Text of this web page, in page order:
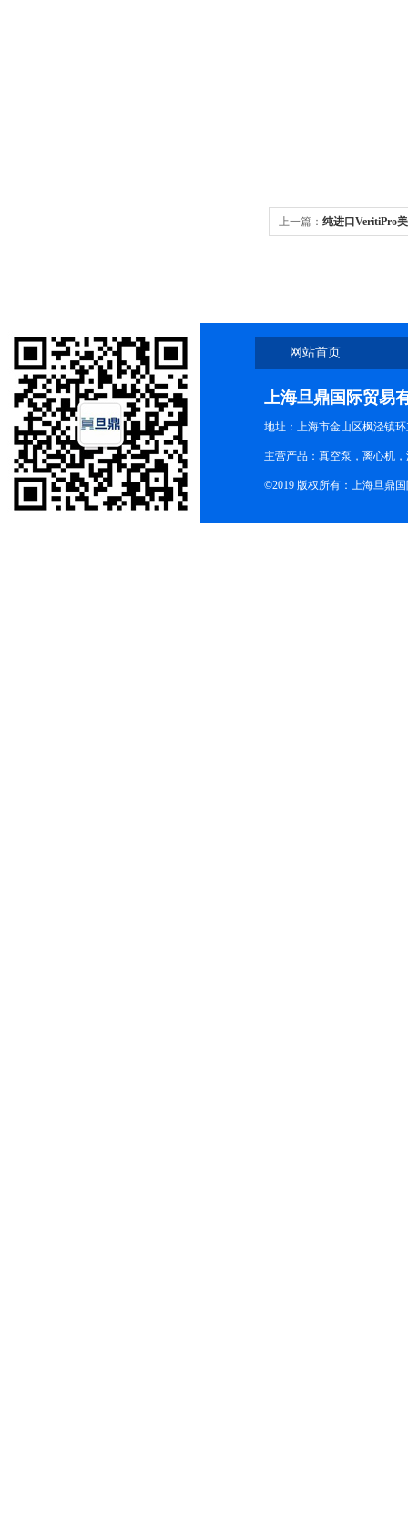
上一篇： 纯进口VeritiPro
网站首页
上海旦鼎国际贸易
地址：上海市金山区枫泾镇
主营产品：真空泵，离心机
©2019 版权所有：上海旦鼎